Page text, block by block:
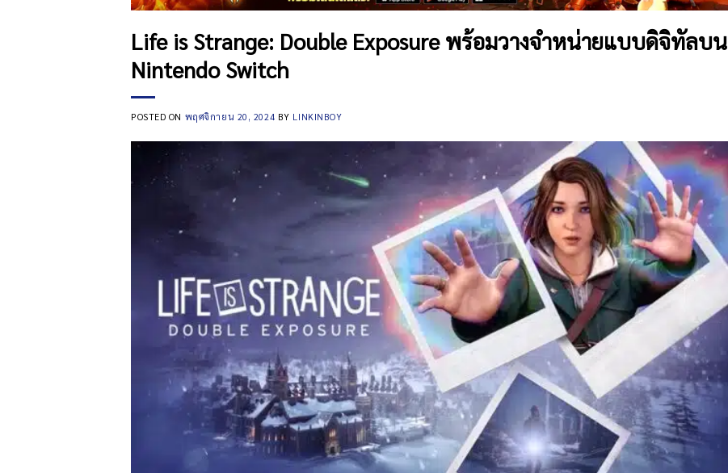
Life is Strange: Double Exposure พร้อมวางจำหน่ายแบบดิจิทัลบน
Nintendo Switch
POSTED ON พฤศจิกายน 20, 2024 BY LINKINBOY